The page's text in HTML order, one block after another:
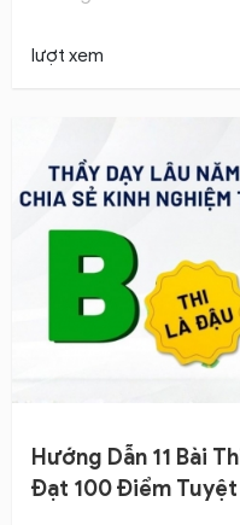
lượt xem
Hướng Dẫn 11 Bài
Đạt 100 Điểm